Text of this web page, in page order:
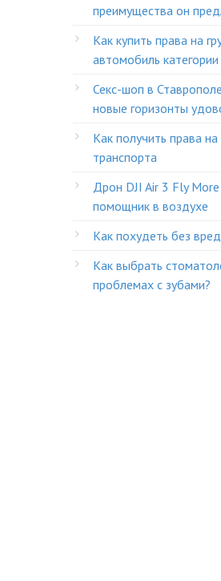
преимущества он
Как купить права на
автомобиль категории
Секс-шоп в
новые горизонты
Как получить права
транспорта
Дрон DJI Air 3 Fly
помощник в воздухе
Как похудеть без
Как выбрать
проблемах с зубами?